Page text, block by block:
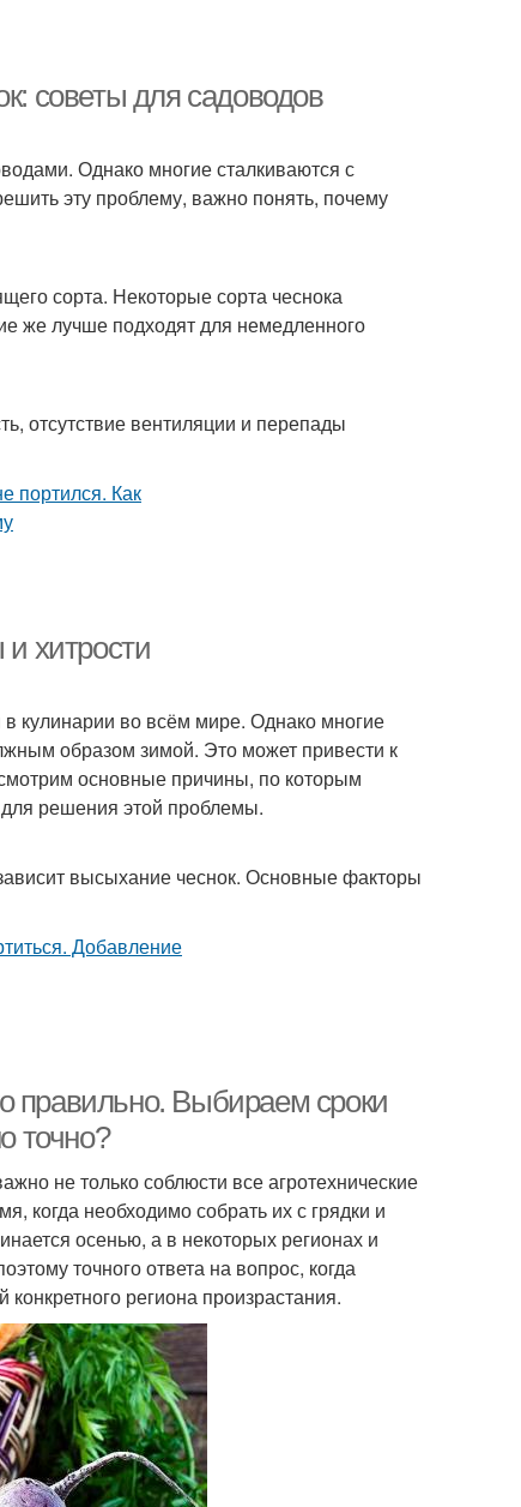
советы для садоводов
Однако многие сталкиваются с
эту проблему, важно понять, почему
сорта. Некоторые сорта чеснока
же лучше подходят для немедленного
отсутствие вентиляции и перепады
хитрости
кулинарии во всём мире. Однако многие
образом зимой. Это может привести к
основные причины, по которым
решения этой проблемы.
высыхание чеснок. Основные факторы
правильно. Выбираем сроки
точно?
не только соблюсти все агротехнические
когда необходимо собрать их с грядки и
осенью, а в некоторых регионах и
точного ответа на вопрос, когда
конкретного региона произрастания.